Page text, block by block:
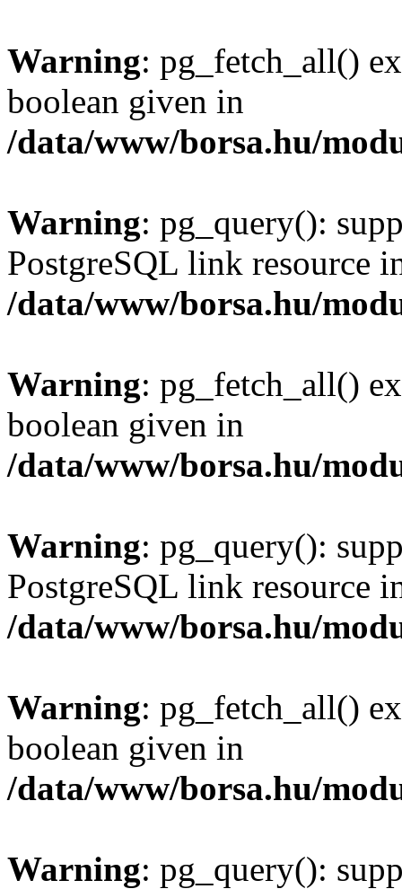
Warning: pg_fetch_all()
boolean given in
/data/www/borsa.hu/
Warning: pg_query():
PostgreSQL link resource
/data/www/borsa.hu/
Warning: pg_fetch_all()
boolean given in
/data/www/borsa.hu/
Warning: pg_query():
PostgreSQL link resource
/data/www/borsa.hu/
Warning: pg_fetch_all()
boolean given in
/data/www/borsa.hu/
Warning: pg_query():